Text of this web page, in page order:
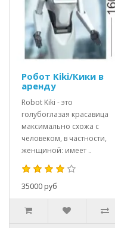
Робот Kiki/Кики в
аренду
Robot Kiki - это
голубоглазая красавица
максимально схожа с
человеком, в частности,
женщиной: имеет ..
35000 руб